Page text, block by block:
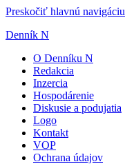
Preskočiť hlavnú navigáciu
Denník N
O Denníku N
Redakcia
Inzercia
Hospodárenie
Diskusie a podujatia
Logo
Kontakt
VOP
Ochrana údajov